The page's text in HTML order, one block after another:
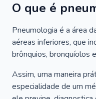
O que é
Pneumologia é a área
aéreas inferiores, que
brônquios, bronquíolos
Assim, uma maneira
especialidade de um